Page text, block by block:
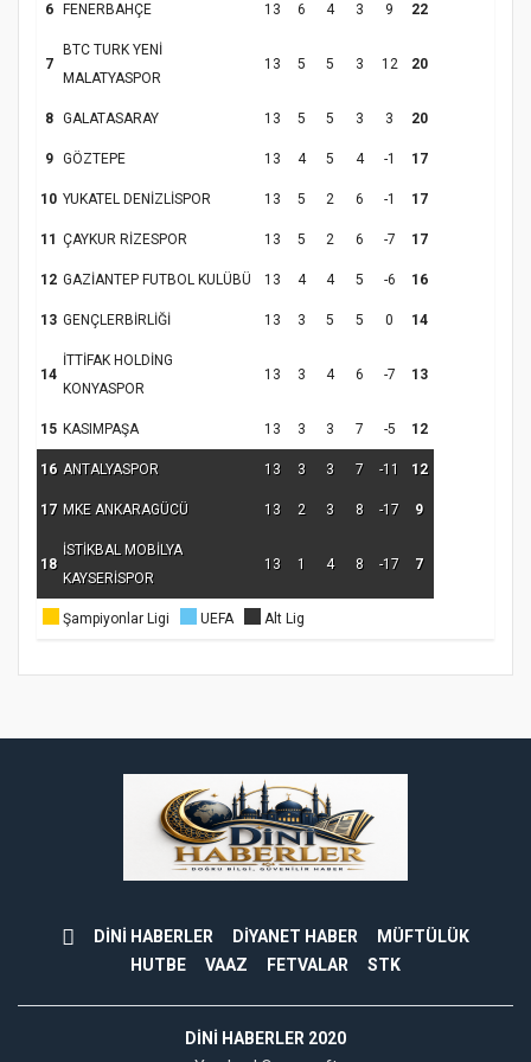
Samsun Atakum’da Yaz Kur’an Kursu
Kapanış Programı
Samsun Atakum’da Ayasofya Camii
Etkinliği
Türkiye’de insanlar dinle bağlarını
koparıyor mu?
6 FENERBAHÇE 13 6 4 3 9 22
7
BTC TURK YENİ
MALATYASPOR
13 5 5 3 12 20
8 GALATASARAY 13 5 5 3 3 20
9 GÖZTEPE 13 4 5 4 -1 17
10 YUKATEL DENİZLİSPOR 13 5 2 6 -1 17
11 ÇAYKUR RİZESPOR 13 5 2 6 -7 17
12 GAZİANTEP FUTBOL KULÜBÜ 13 4 4 5 -6 16
13 GENÇLERBİRLİĞİ 13 3 5 5 0 14
14
İTTİFAK HOLDİNG
KONYASPOR
13 3 4 6 -7 13
15 KASIMPAŞA 13 3 3 7 -5 12
16 ANTALYASPOR 13 3 3 7 -11 12
17 MKE ANKARAGÜCÜ 13 2 3 8 -17 9
18
İSTİKBAL MOBİLYA
KAYSERİSPOR
13 1 4 8 -17 7
Şampiyonlar Ligi UEFA Alt Lig
DİNİ HABERLER DİYANET HABER
MÜFTÜLÜK
HUTBE
VAAZ FETVALAR STK
DINI HABERLER 2020